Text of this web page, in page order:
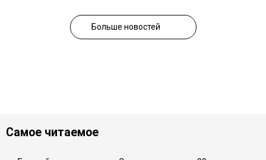
Больше новостей
Самое читаемое